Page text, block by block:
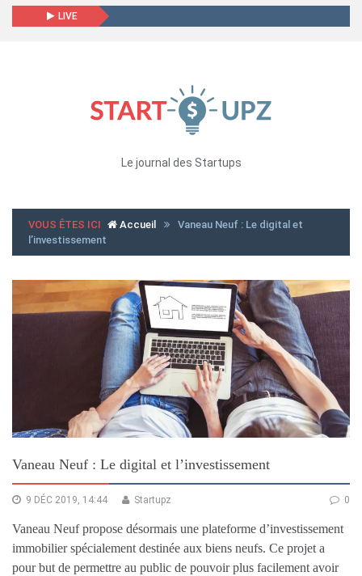
LIVE
Le journal des Startups
VOUS ÊTES ICI Accueil
Vaneau Neuf : Le digital et
l’investissement
Vaneau Neuf : Le digital et l’investissement
9 DÉC 2019, 14:44 0
Startupz
Vaneau Neuf propose désormais une plateforme d’investissement
immobilier spécialement destinée aux biens neufs. Ce projet a
pour but de permettre au public de pouvoir plus facilement avoir